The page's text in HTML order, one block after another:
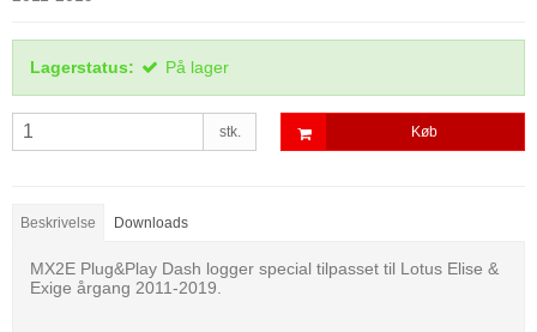
Lagerstatus: På lager
stk. Køb
Beskrivelse Downloads
MX2E Plug&Play Dash logger special tilpasset til Lotus Elise &
Exige årgang 2011-2019.